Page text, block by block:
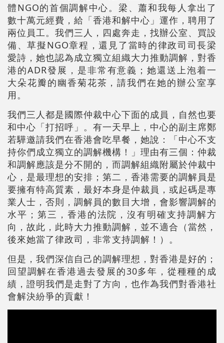
體NGO的首個調解中心。梁、蕭和我每人拿出了
數十萬元經費，給「香港和解中心」運作，聘用了
兩位員工。我們三人，四處奔走，找辦公室、買設
備、草擬NGO章程，還見了當時的律政司司長梁
愛詩，她也認為成立獨立組織大力推動調解，對香
港的ADR發展，是非常有意義；她還送上泡着一
大朵花瓣的幽香菊花茶，請我們在她的辦公室享
用。
我們三人都是國際仲裁中心下面的成員，自然也要
和中心「打招呼」。有一天早上，中心的副主席鄭
若驊邀請我們在香港會吃早餐，她說：「中心不支
持你們成立獨立的調解機構！」理由有三個：仲裁
和調解應該是分不開的，而調解組織附屬於仲裁中
心，是最理想的安排；第二，香港需要的調解員是
要擁有特高質素，最好本身是仲裁員，或起碼是專
業人士，否則，調解員的數目大增，會影響調解的
水平；第三，香港的法院，沒有明確支持調解方
向，故此，此時大力推動調解，並不適合（當然，
後來她當了律政司，非常支持調解！）。
但是，我們深信自己的調解理想，對香港是好的；
回望調解在香港過去發展的30多年，從種種的成
績，證明我們是走對了方向，也作為我們對香港社
會解決紛爭的貢獻！